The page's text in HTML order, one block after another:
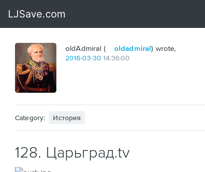
oldAdmiral ( oldadmiral) wrote,
2016-03-30 14:36:00
Category: История
128. Царьград.tv